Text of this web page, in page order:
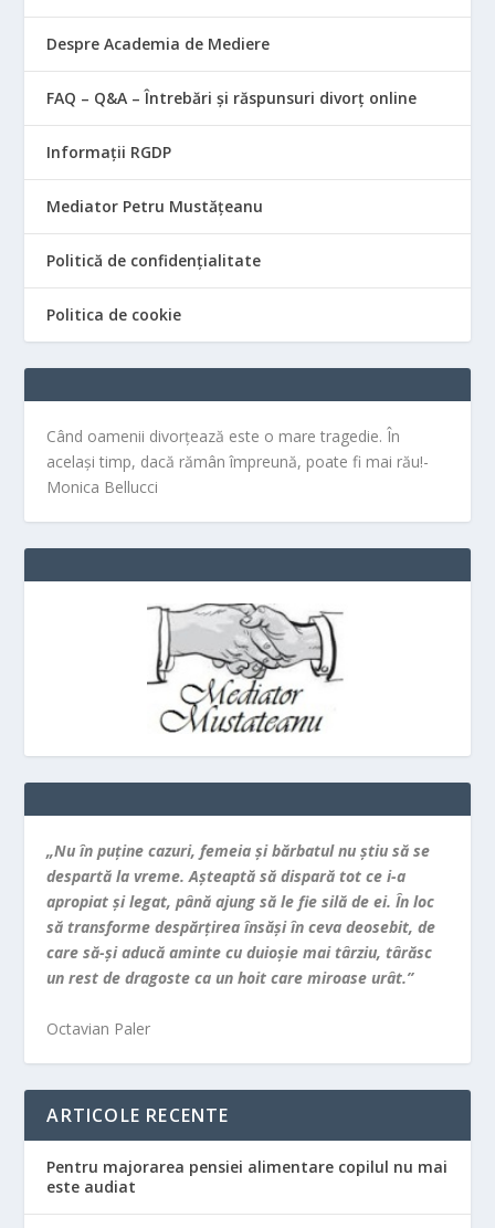
Despre Academia de Mediere
FAQ – Q&A – Întrebări și răspunsuri divorț online
Informații RGDP
Mediator Petru Mustățeanu
Politică de confidențialitate
Politica de cookie
Când oamenii divorțează este o mare tragedie. În
același timp, dacă rămân împreună, poate fi mai rău!-
Monica Bellucci
„Nu în puţine cazuri, femeia şi bărbatul nu ştiu să se
despartă la vreme. Aşteaptă să dispară tot ce i-a
apropiat şi legat, până ajung să le fie silă de ei. În loc
să transforme despărţirea însăşi în ceva deosebit, de
care să-şi aducă aminte cu duioşie mai târziu, târăsc
un rest de dragoste ca un hoit care miroase urât.”
Octavian Paler
ARTICOLE RECENTE
Pentru majorarea pensiei alimentare copilul nu mai
este audiat